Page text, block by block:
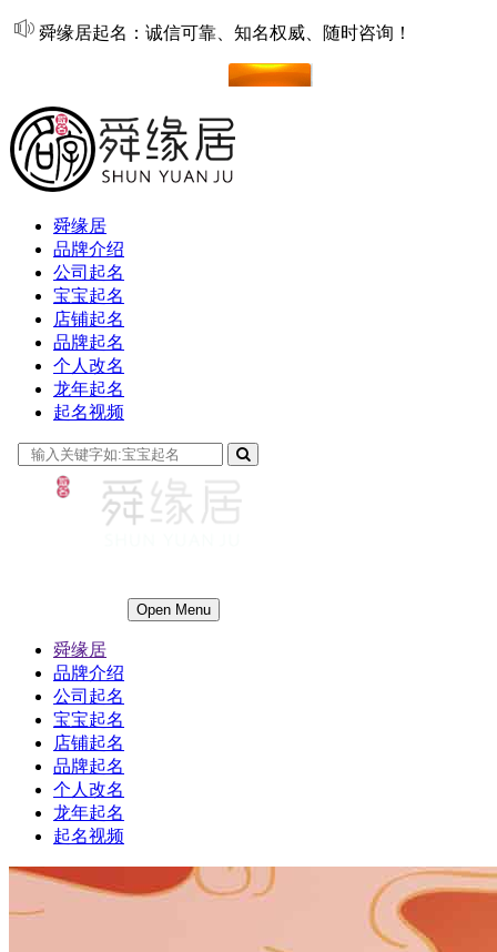
舜缘居起名：诚信可靠、知名权威、随时咨询！
舜缘居
品牌介绍
公司起名
宝宝起名
店铺起名
品牌起名
个人改名
龙年起名
起名视频
Open Menu
舜缘居
品牌介绍
公司起名
宝宝起名
店铺起名
品牌起名
个人改名
龙年起名
起名视频